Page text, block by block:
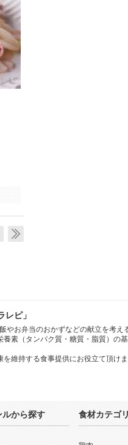
ピ」
やお弁当のおかずなどの献立を考え
素（タンパク質・糖質・脂質）の
維持する食事提供にお役立て頂けま
ルから探す 食材カテゴ